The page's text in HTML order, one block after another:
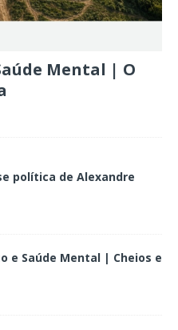
Mental | O
política de Alexandre
e Saúde Mental | Cheios e